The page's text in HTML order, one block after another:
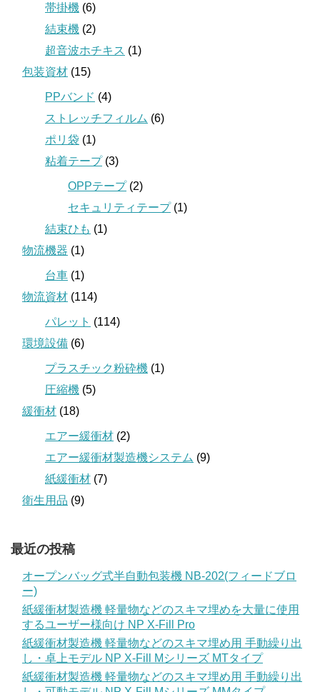
帯掛機 (6)
結束機 (2)
超音波ホチキス (1)
包装資材 (15)
PPバンド (4)
ストレッチフィルム (6)
ポリ袋 (1)
粘着テープ(3)
OPPテープ(2)
セキュリティテープ(1)
結束ひも (1)
物流機器 (1)
台車 (1)
物流資材 (114)
パレット (114)
環境設備 (6)
プラスチック粉砕機 (1)
圧縮機 (5)
緩衝材 (18)
エアー緩衝材 (2)
エアー緩衝材製造機システム (9)
紙緩衝材 (7)
衛生用品 (9)
最近の投稿
オープンバッグ式半自動包装機 NB-202(フィードブロ
ー)
紙緩衝材製造機 軽量物などのスキマ埋めを大量に使用
するユーザー様向け NP X-Fill Pro
紙緩衝材製造機 軽量物などのスキマ埋め用 手動繰り出
し・卓上モデル NP X-Fill Mシリーズ MTタイプ
紙緩衝材製造機 軽量物などのスキマ埋め用 手動繰り出